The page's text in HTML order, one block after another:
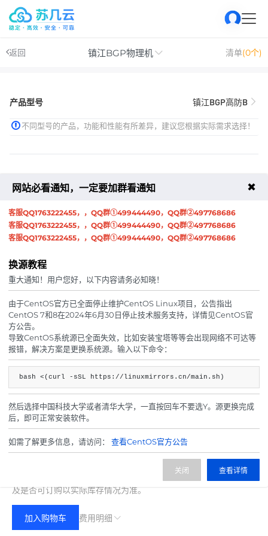
返回 镇江BGP物理机 清单(0个)
产品型号 镇江BGP高防B
不同型号的产品，功能和性能有所差异，建议您根据实际需求选择！
周期
三年
四年 五年 六年
七年
八年
九年 十年
699.00
注：以上是参考价格，具体扣费请以实际下单结果为准，具体资源
及是否可订购以实际库存情况为准。
费用明细
加入购物车
网站必看通知，一定要加群看通知 ✖
客服QQ1763222455，，QQ群①499444490，QQ群②497768686
客服QQ1763222455，，QQ群①499444490，QQ群②497768686
客服QQ1763222455，，QQ群①499444490，QQ群②497768686
换源教程
重大通知！用户您好，以下内容请务必知晓！
由于CentOS官方已全面停止维护CentOS Linux项目，公告指出
CentOS 7和8在2024年6月30日停止技术服务支持，详情见CentOS官
方公告。
导致CentOS系统源已全面失效，比如安装宝塔等等会出现网络不可达等
报错，解决方案是更换系统源。输入以下命令：
bash <(curl -sSL https://linuxmirrors.cn/main.sh)
然后选择中国科技大学或者清华大学，一直按回车不要选Y。源更换完成
后，即可正常安装软件。
如需了解更多信息，请访问： 查看CentOS官方公告
查看详情
关闭